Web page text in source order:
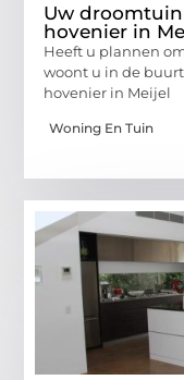
Uw
hovenier in
Heeft u plannen
woont u in de
hovenier in Meijel
Woning En Tuin